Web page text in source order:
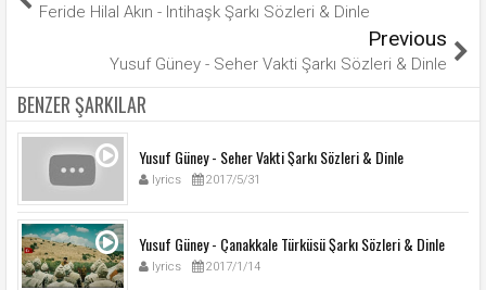
Feride Hilal Akın - Intihaşk Şarkı Sözleri & Dinle
Previous
Yusuf Güney - Seher Vakti Şarkı Sözleri & Dinle
BENZER ŞARKILAR
Yusuf Güney - Seher Vakti Şarkı Sözleri & Dinle
lyrics 2017/5/31
Yusuf Güney - Çanakkale Türküsü Şarkı Sözleri & Dinle
lyrics 2017/1/14